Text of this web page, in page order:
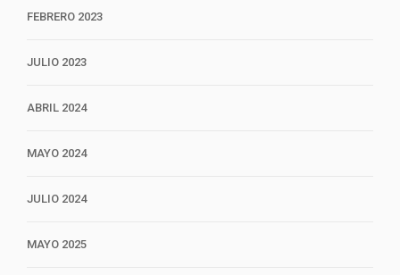
FEBRERO 2023
JULIO 2023
ABRIL 2024
MAYO 2024
JULIO 2024
MAYO 2025